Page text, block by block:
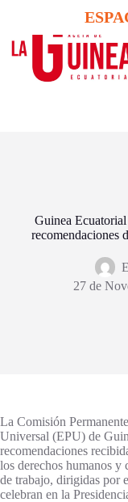
content
Guinea
recomendaciones
27 de
La Comisión
Universal (EPU) de
recomendaciones
los derechos humanos y
de trabajo, dirigidas por
celebran en la